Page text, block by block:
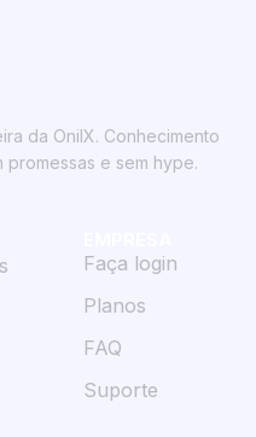
da OnilX. Conhecimento
e sem hype.
Faça login
Planos
FAQ
Suporte